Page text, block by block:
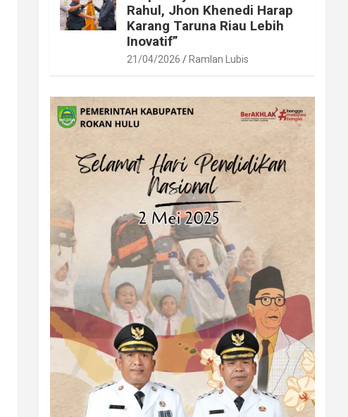
Rahul, Jhon Khenedi Harap
Karang Taruna Riau Lebih
Inovatif”
21/04/2026 Ramlan Lubis